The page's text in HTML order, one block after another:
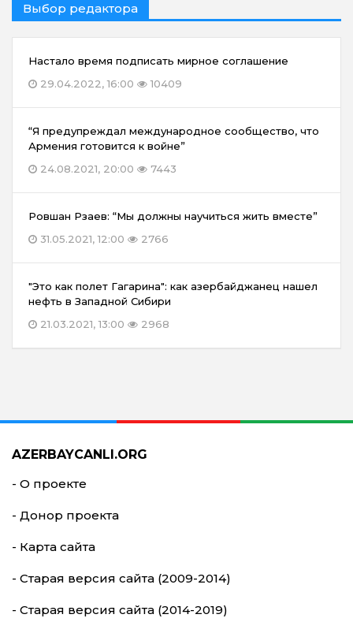
Выбор редактора
Настало время подписать мирное соглашение
29.04.2022, 16:00
10409
“Я предупреждал международное сообщество, что
Армения готовится к войне”
24.08.2021, 20:00
7443
Ровшан Рзаев: “Мы должны научиться жить вместе”
31.05.2021, 12:00
2766
"Это как полет Гагарина": как азербайджанец нашел
нефть в Западной Сибири
21.03.2021, 13:00
2968
AZERBAYCANLI.ORG
- О проекте
- Донор проекта
- Карта сайта
- Старая версия сайта (2009-2014)
- Старая версия сайта (2014-2019)